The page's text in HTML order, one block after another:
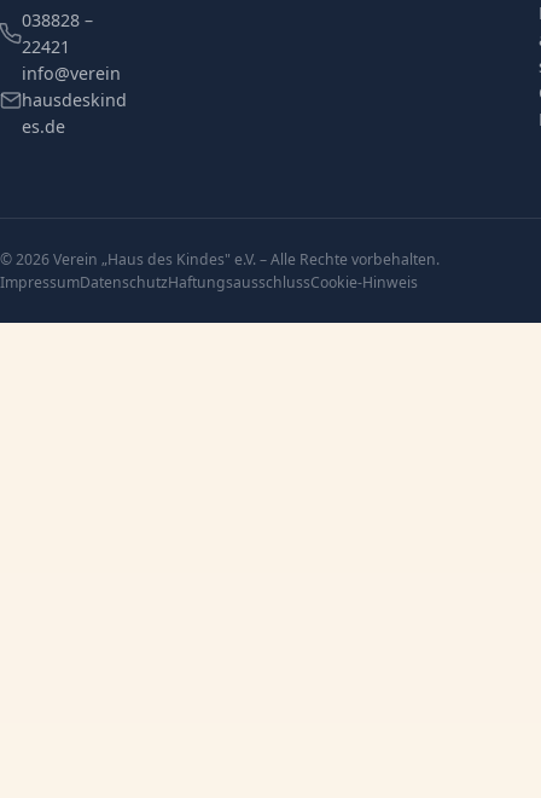
038828 –
22421
info@verein
hausdeskind
es.de
© 2026 Verein „Haus des Kindes" e.V. – Alle Rechte vorbehalten.
ImpressumDatenschutzHaftungsausschlussCookie-Hinweis